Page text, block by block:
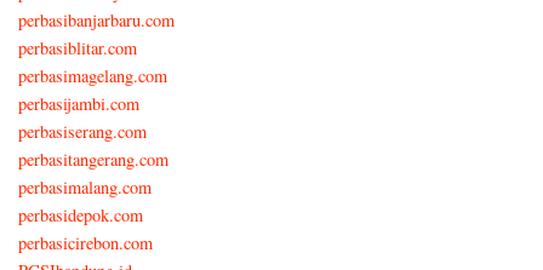
perbasibanjarbaru.com
perbasiblitar.com
perbasimagelang.com
perbasijambi.com
perbasiserang.com
perbasitangerang.com
perbasimalang.com
perbasidepok.com
perbasicirebon.com